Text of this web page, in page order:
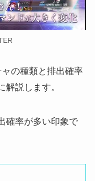
ャの種類と排出確率
説します。
確率が多い印象で